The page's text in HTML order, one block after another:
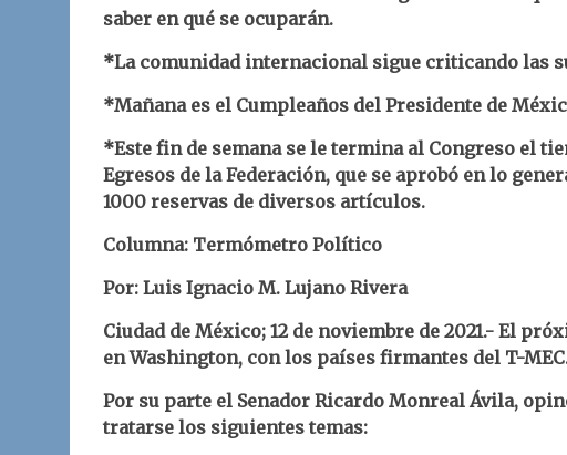
saber en qué se ocuparán.
*La comunidad internacional sigue criticando las
*Mañana es el Cumpleaños del Presidente de
*Este fin de semana se le termina al Congreso el
Egresos de la Federación, que se aprobó en lo
1000 reservas de diversos artículos.
Columna: Termómetro Político
Por: Luis Ignacio M. Lujano Rivera
Ciudad de México; 12 de noviembre de 2021.- El
en Washington, con los países firmantes del T-
Por su parte el Senador Ricardo Monreal Ávila,
tratarse los siguientes temas: